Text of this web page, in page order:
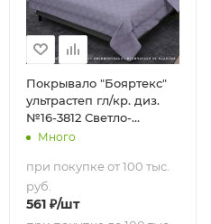
Покрывало "Бояртекс"
ультрастеп гл/кр. диз.
№16-3812 Светло-
фиолетовый (верх/низ
(150х210)
Много
при покупке от 100 тыс.
руб.
561₽/шт